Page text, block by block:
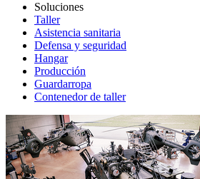
Soluciones
Taller
Asistencia sanitaria
Defensa y seguridad
Hangar
Producción
Guardarropa
Contenedor de taller